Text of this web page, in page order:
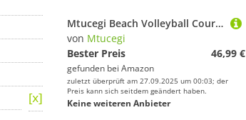
Mtucegi Beach Volleyball Courts Grenzen Linienkits Mit Bodennägeln Gurtmarker Volleyball Bodennägeln
von Mtucegi
Bester Preis
46,99 €
gefunden bei Amazon
zuletzt überprüft am 27.09.2025 um 00:03; der
Preis kann sich seitdem geändert haben.
Keine weiteren Anbieter